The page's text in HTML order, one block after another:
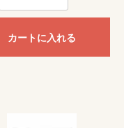
カートに入れる